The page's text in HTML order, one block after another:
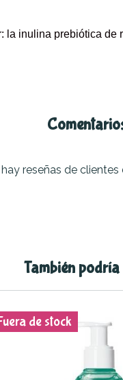
inulina prebiótica
reseñas de
También
de stock